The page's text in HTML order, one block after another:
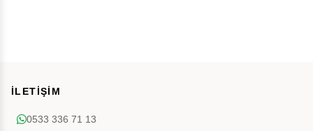
İLETİŞİM
0533 336 71 13